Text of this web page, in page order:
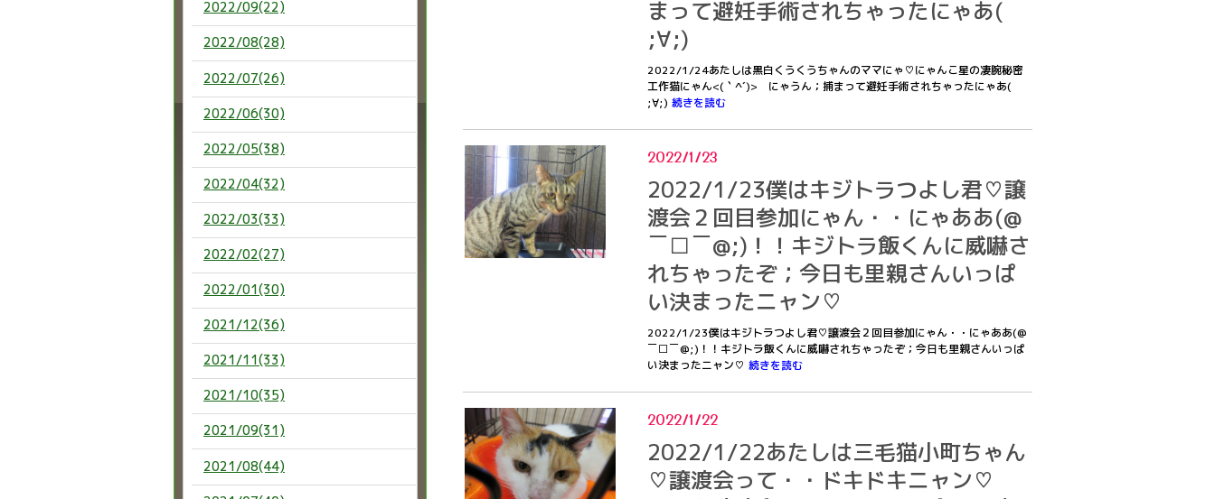
まって避妊手術されちゃったにゃあ(
;∀;)
2022/1/24あたしは黒白くうくうちゃんのママにゃ♡にゃんこ星の凄腕秘密
工作猫にゃん<(｀^´)> にゃうん；捕まって避妊手術されちゃったにゃあ(
;∀;) 続きを読む
2022/1/23
2022/1/23僕はキジトラつよし君♡譲
渡会２回目参加にゃん・・にゃああ(@
￣□￣@;)！！キジトラ飯くんに威嚇さ
れちゃったぞ；今日も里親さんいっぱ
い決まったニャン♡
2022/1/23僕はキジトラつよし君♡譲渡会２回目参加にゃん・・にゃああ(@
￣□￣@;)！！キジトラ飯くんに威嚇されちゃったぞ；今日も里親さんいっぱ
い決まったニャン♡ 続きを読む
2022/1/22
2022/1/22あたしは三毛猫小町ちゃん
♡譲渡会って・・ドキドキニャン♡
2022/09(22)
2022/08(28)
2022/07(26)
2022/06(30)
2022/05(38)
2022/04(32)
2022/03(33)
2022/02(27)
2022/01(30)
2021/12(36)
2021/11(33)
2021/10(35)
2021/09(31)
2021/08(44)